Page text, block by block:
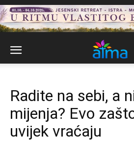
Radite na sebi, a
mijenja? Evo
uvijek vraćaju